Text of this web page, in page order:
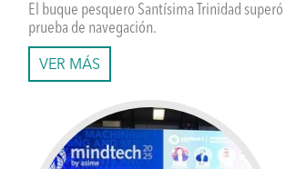
El buque pesquero Santísima Trinidad
prueba de navegación.
VER MÁS